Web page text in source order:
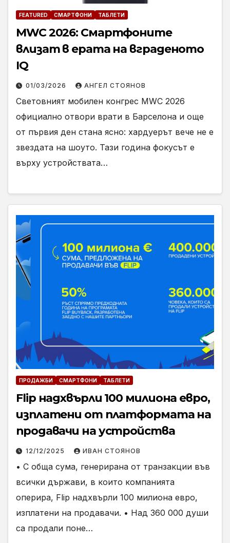
FEATURED СМАРТФОНИ ТАБЛЕТИ
MWC 2026: Смартфоните
влизат в ерата на вграденото
IQ
01/03/2026 АНГЕЛ СТОЯНОВ
Световният мобилен конгрес MWC 2026
официално отвори врати в Барселона и още
от първия ден стана ясно: хардуерът вече не е
звездата на шоуто. Тази година фокусът е
върху устройствата…
ПРОДАЖБИ СМАРТФОНИ ТАБЛЕТИ
Flip надхвърли 100 милиона евро,
изплатени от платформата на
продавачи на устройства
12/12/2025 ИВАН СТОЯНОВ
• С обща сума, генерирана от транзакции във
всички държави, в които компанията
оперира, Flip надхвърли 100 милиона евро,
изплатени на продавачи. • Над 360 000 души
са продали поне…